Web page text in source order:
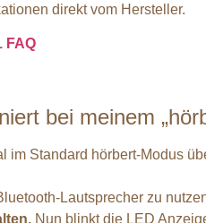
direkt vom Hersteller.
FAQ
bei meinem
im Standard hörbert-Modus
Lautsprecher zu
Nun blinkt die LED